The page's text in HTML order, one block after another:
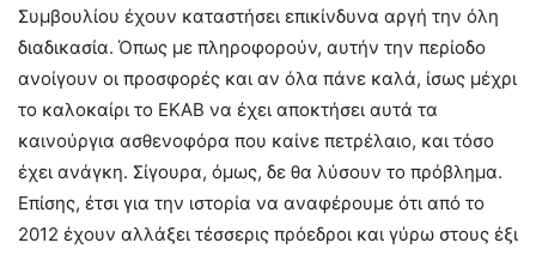
Συμβουλίου έχουν καταστήσει επικίνδυνα αργή την όλη
διαδικασία. Όπως με πληροφορούν, αυτήν την περίοδο
ανοίγουν οι προσφορές και αν όλα πάνε καλά, ίσως μέχρι
το καλοκαίρι το ΕΚΑΒ να έχει αποκτήσει αυτά τα
καινούργια ασθενοφόρα που καίνε πετρέλαιο, και τόσο
έχει ανάγκη. Σίγουρα, όμως, δε θα λύσουν το πρόβλημα.
Επίσης, έτσι για την ιστορία να αναφέρουμε ότι από το
2012 έχουν αλλάξει τέσσερις πρόεδροι και γύρω στους έξι